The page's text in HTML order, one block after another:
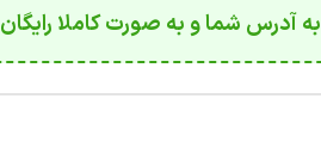
آدرس شما و به صورت کاملا رایگان